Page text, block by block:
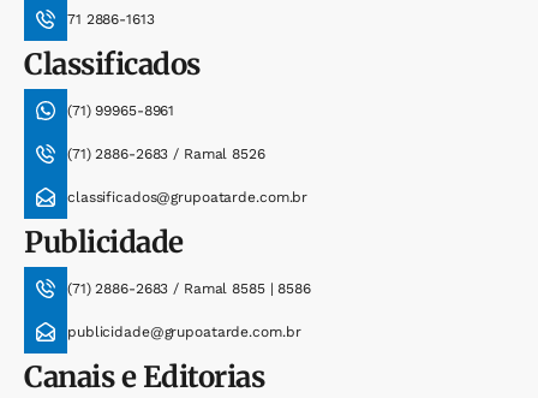
71 2886-1613
Classificados
(71) 99965-8961
(71) 2886-2683 / Ramal 8526
classificados@grupoatarde.com.br
Publicidade
(71) 2886-2683 / Ramal 8585 | 8586
publicidade@grupoatarde.com.br
Canais e Editorias